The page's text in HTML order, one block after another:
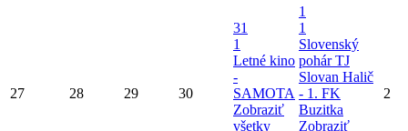
27 28 29 30
31
1
Letné kino
-
SAMOTA
Zobraziť
všetky
1
1
Slovenský
pohár TJ
Slovan Halič
- 1. FK
Buzitka
Zobraziť
2